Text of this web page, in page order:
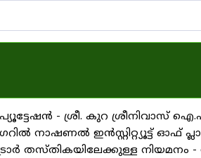
- ശ്രീ. കുറ ശ്രീനിവാസ്
നാഷണൽ ഇൻസ്റ്റിറ്റ്യൂട്ട് ഓഫ്
തസ്തികയിലേക്കുള്ള നിയമനം